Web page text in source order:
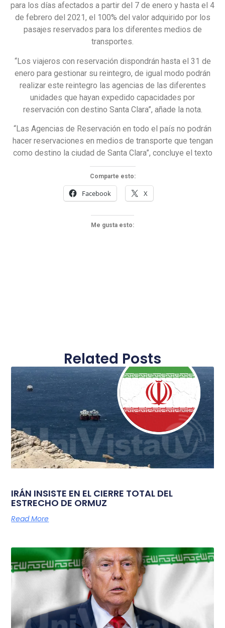
para los días afectados a partir del 7 de enero y hasta el 4
de febrero del 2021, el 100% del valor adquirido por los
pasajes reservados para los diferentes medios de
transportes.
“Los viajeros con reservación dispondrán hasta el 31 de
enero para gestionar su reintegro, de igual modo podrán
realizar este reintegro las agencias de las diferentes
unidades que hayan expedido capacidades por
reservación con destino Santa Clara”, añade la nota.
“Las Agencias de Reservación en todo el país no podrán
hacer reservaciones en medios de transporte que tengan
como destino la ciudad de Santa Clara”, concluye el texto
Comparte esto:
Facebook X
Me gusta esto:
Related Posts
IRÁN INSISTE EN EL CIERRE TOTAL DEL
ESTRECHO DE ORMUZ
Read More